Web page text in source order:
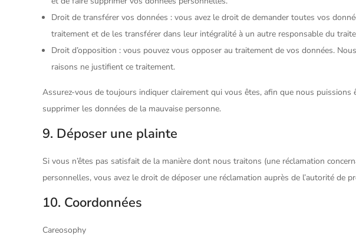
Droit de transférer vos données : vous avez le droit de demander toutes vos
traitement et de les transférer dans leur intégralité à un autre responsable du
Droit d’opposition : vous pouvez vous opposer au traitement de vos données.
raisons ne justifient ce traitement.
Assurez-vous de toujours indiquer clairement qui vous êtes, afin que nous puissions
supprimer les données de la mauvaise personne.
9. Déposer une plainte
Si vous n’êtes pas satisfait de la manière dont nous traitons (une réclamation
personnelles, vous avez le droit de déposer une réclamation auprès de l’autorité de
10. Coordonnées
Careosophy